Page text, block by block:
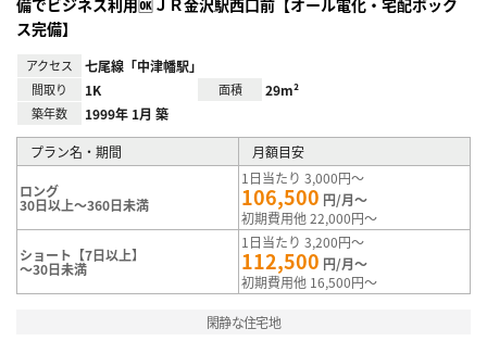
ス完備】
アクセス 七尾線「中津幡駅」
間取り 1K 面積 29m²
築年数 1999年 1月 築
プラン名・期間 月額目安
ロング
30日以上～360日未満
1日当たり 3,000円～
106,500 円/月～
初期費用他 22,000円～
ショート【7日以上】
～30日未満
1日当たり 3,200円～
112,500 円/月～
初期費用他 16,500円～
閑静な住宅地